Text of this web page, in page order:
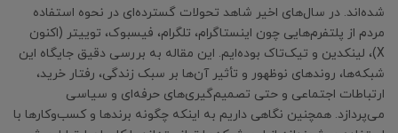
شده‌اند. در سال‌های اخیر شاهد تحولات گسترده‌ای در نحوه استفاده
مردم از پلتفرم‌هایی چون اینستاگرام، تلگرام، فیسبوک، توییتر (اکنون
X)، لینکدین و تیک‌تاک بوده‌ایم. این مقاله به بررسی دقیق جایگاه این
شبکه‌ها، روندهای نوظهور و تأثیر آن‌ها بر سبک زندگی، رفتار خرید،
ارتباطات اجتماعی و حتی تصمیم‌گیری‌های حرفه‌ای و سیاسی
می‌پردازد. همچنین نگاهی داریم به اینکه چگونه برندها و کسب‌وکارها با